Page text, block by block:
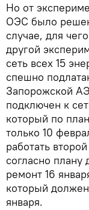
Но от
ОЭС было
случае, для
другой
сеть всех 15
спешно
Запорожской
подключен к
который по
только 10
работать
согласно
ремонт 16
который
января.